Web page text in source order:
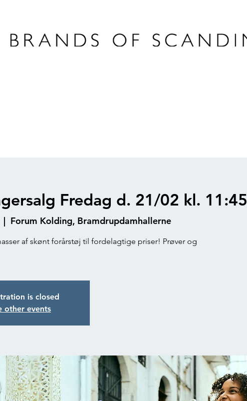
Fredag d. 21/02 kl. 11:45
|
Forum Kolding, Bramdrupdamhallerne
af skønt forårstøj til fordelagtige priser! Prøver og
is closed
other events